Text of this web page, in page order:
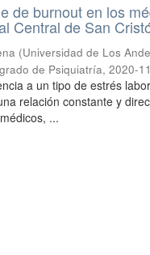
de burnout en los
Central de San
(Universidad de Los
de Psiquiatría,2020-
a un tipo de estrés
relación constante y
...